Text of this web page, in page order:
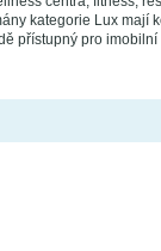
kategorie Lux mají
přístupný pro